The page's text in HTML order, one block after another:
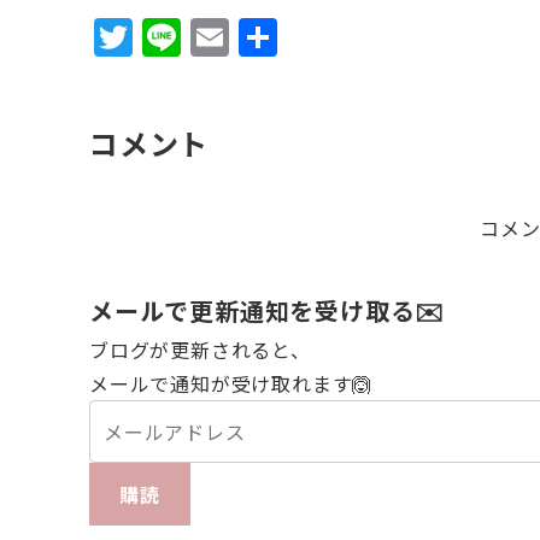
T
w
te
Li
n
E
m
コメント
コメ
メールで更新通知を受け取る✉️
ブログが更新されると、
メールで通知が受け取れます🙆
購読